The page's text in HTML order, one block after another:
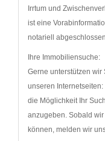
Irrtum und
ist eine
notariell
Ihre Immobiliensuche:
Gerne unterstützen wir
unseren Internetseiten:
die Möglichkeit Ihr
anzugeben. Sobald
können, melden wir